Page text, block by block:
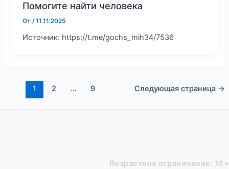
Помогите найти человека
От /11.11.2025
Источник: https://t.me/gochs_mih34/7536
1 2 … 9 Следующая страница →
Возрастное ограничение: 16+